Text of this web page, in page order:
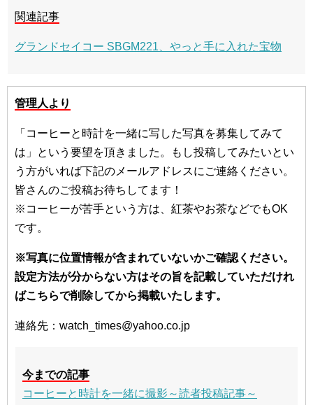
関連記事
グランドセイコー SBGM221、やっと手に入れた宝物
管理人より
「コーヒーと時計を一緒に写した写真を募集してみて
は」という要望を頂きました。もし投稿してみたいとい
う方がいれば下記のメールアドレスにご連絡ください。
皆さんのご投稿お待ちしてます！
※コーヒーが苦手という方は、紅茶やお茶などでもOK
です。
※写真に位置情報が含まれていないかご確認ください。
設定方法が分からない方はその旨を記載していただけれ
ばこちらで削除してから掲載いたします。
連絡先：watch_times@yahoo.co.jp
今までの記事
コーヒーと時計を一緒に撮影～読者投稿記事～